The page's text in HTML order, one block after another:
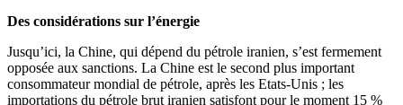
Des considérations sur l’énergie
Jusqu’ici, la Chine, qui dépend du pétrole iranien, s’est fermement
opposée aux sanctions. La Chine est le second plus important
consommateur mondial de pétrole, après les Etats-Unis ; les
importations du pétrole brut iranien satisfont pour le moment 15 %